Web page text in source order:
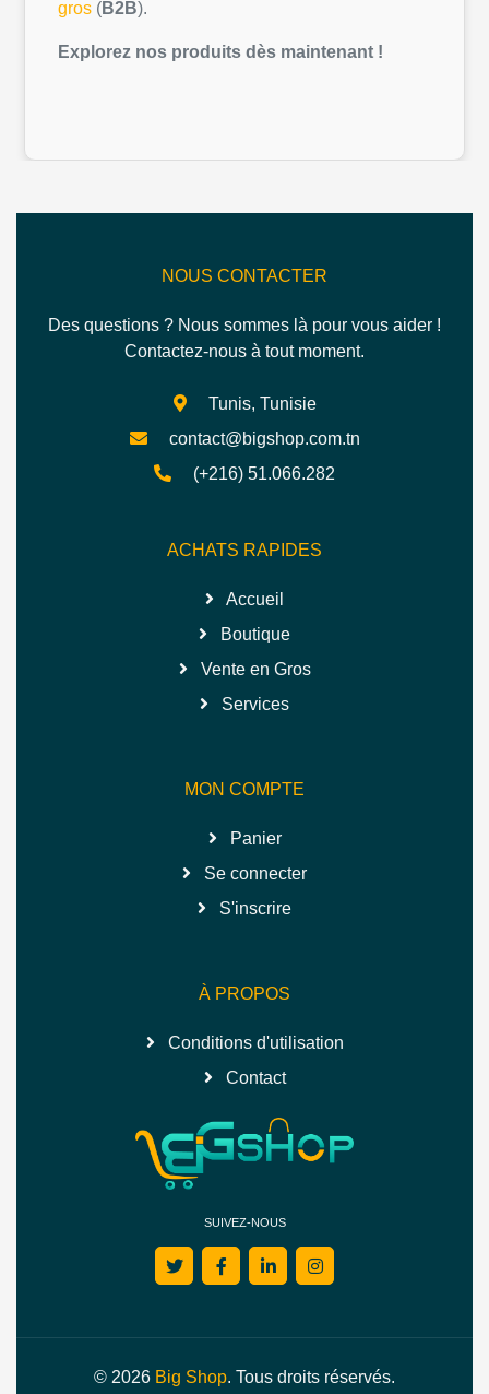
gros (B2B).
Explorez nos produits dès maintenant !
NOUS CONTACTER
Des questions ? Nous sommes là pour vous aider !
Contactez-nous à tout moment.
Tunis, Tunisie
contact@bigshop.com.tn
(+216) 51.066.282
ACHATS RAPIDES
Accueil
Boutique
Vente en Gros
Services
MON COMPTE
Panier
Se connecter
S'inscrire
À PROPOS
Conditions d'utilisation
Contact
SUIVEZ-NOUS
© 2026 Big Shop. Tous droits réservés.